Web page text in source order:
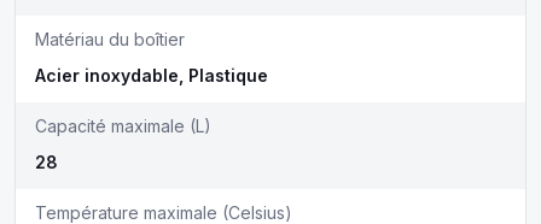
Matériau du boîtier
Acier inoxydable, Plastique
Capacité maximale (L)
28
Température maximale (Celsius)